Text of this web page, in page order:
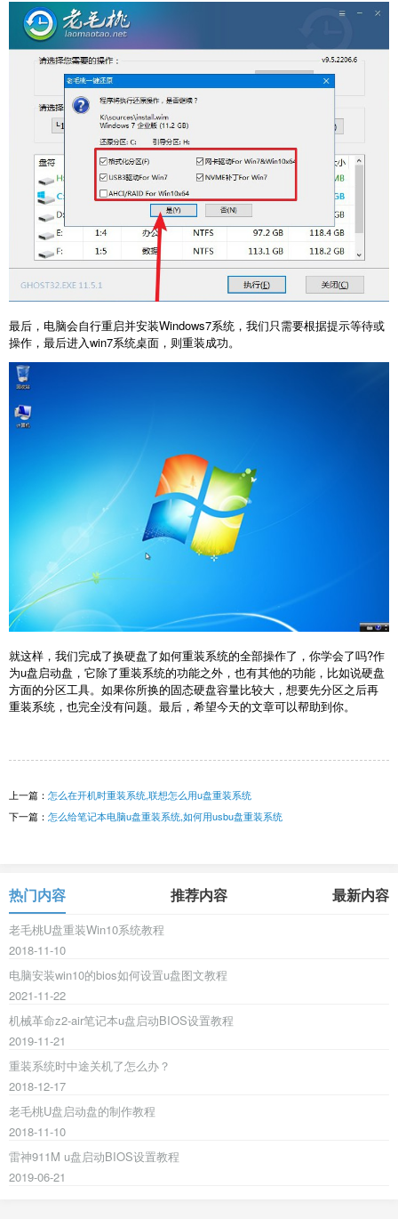
最后，电脑会自行重启并安装Windows7系统，我们只需要根据提示等待或
操作，最后进入win7系统桌面，则重装成功。
就这样，我们完成了换硬盘了如何重装系统的全部操作了，你学会了吗?作
为u盘启动盘，它除了重装系统的功能之外，也有其他的功能，比如说硬盘
方面的分区工具。如果你所换的固态硬盘容量比较大，想要先分区之后再
重装系统，也完全没有问题。最后，希望今天的文章可以帮助到你。
上一篇： 怎么在开机时重装系统,联想怎么用u盘重装系统
下一篇： 怎么给笔记本电脑u盘重装系统,如何用usbu盘重装系统
热门内容 推荐内容 最新内容
老毛桃U盘重装Win10系统教程
2018-11-10
电脑安装win10的bios如何设置u盘图文教程
2021-11-22
机械革命z2-air笔记本u盘启动BIOS设置教程
2019-11-21
重装系统时中途关机了怎么办？
2018-12-17
老毛桃U盘启动盘的制作教程
2018-11-10
雷神911M u盘启动BIOS设置教程
2019-06-21